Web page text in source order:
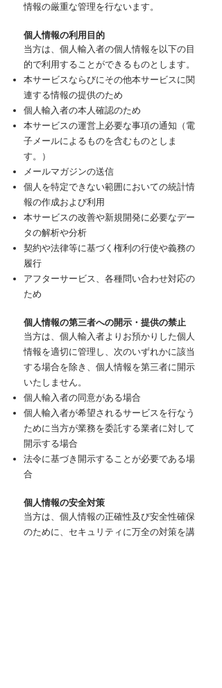
情報の厳重な管理を行ないます。
個人情報の利用目的
当方は、個人輸入者の個人情報を以下の目
的で利用することができるものとします。
本サービスならびにその他本サービスに関
連する情報の提供のため
個人輸入者の本人確認のため
本サービスの運営上必要な事項の通知（電
子メールによるものを含むものとしま
す。）
メールマガジンの送信
個人を特定できない範囲においての統計情
報の作成および利用
本サービスの改善や新規開発に必要なデー
タの解析や分析
契約や法律等に基づく権利の行使や義務の
履行
アフターサービス、各種問い合わせ対応の
ため
個人情報の第三者への開示・提供の禁止
当方は、個人輸入者よりお預かりした個人
情報を適切に管理し、次のいずれかに該当
する場合を除き、個人情報を第三者に開示
いたしません。
個人輸入者の同意がある場合
個人輸入者が希望されるサービスを行なう
ために当方が業務を委託する業者に対して
開示する場合
法令に基づき開示することが必要である場
合
個人情報の安全対策
当方は、個人情報の正確性及び安全性確保
のために、セキュリティに万全の対策を講